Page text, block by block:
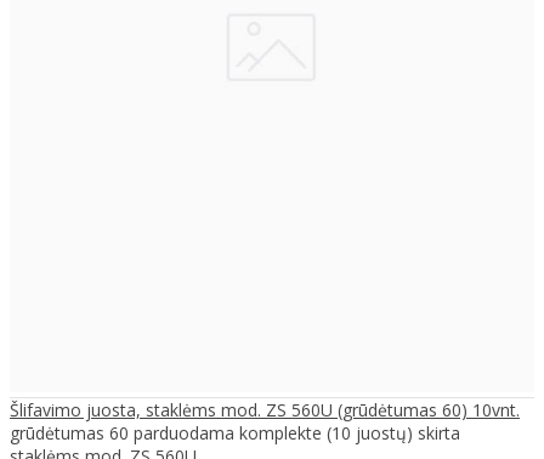
Šlifavimo juosta, staklėms mod. ZS 560U (grūdėtumas 60) 10vnt.
grūdėtumas 60 parduodama komplekte (10 juostų) skirta